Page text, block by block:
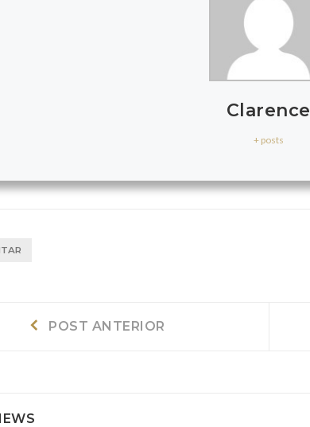
Clarence
+ posts
POST ANTERIOR